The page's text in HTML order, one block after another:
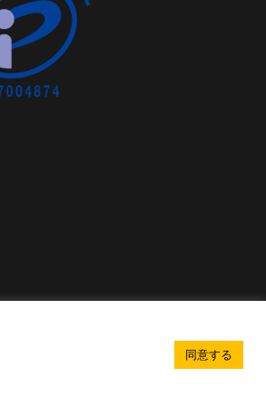
同意する